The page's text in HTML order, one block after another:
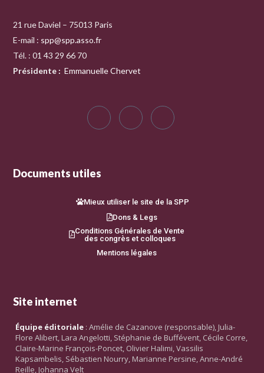
21 rue Daviel – 75013 Paris
E-mail : spp@spp.asso.fr
Tél. : 01 43 29 66 70
Présidente : Emmanuelle Chervet
Documents utiles
Mieux utiliser le site de la SPP
Dons & Legs
Conditions Générales de Vente
des congrès et colloques
Mentions légales
Site internet
Équipe éditoriale : Amélie de Cazanove (responsable), Julia-
Flore Alibert, Lara Angelotti, Stéphanie de Buffévent, Cécile Corre,
Claire-Marine François-Poncet, Olivier Halimi, Vassilis
Kapsambelis, Sébastien Nourry, Marianne Persine, Anne-André
Reille, Johanna Velt